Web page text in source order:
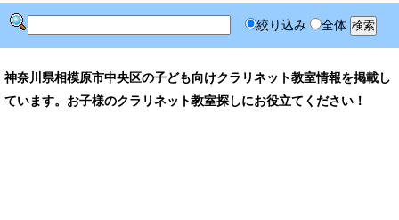
絞り込み 全体
神奈川県相模原市中央区の子ども向けクラリネット教室情報を掲載し
ています。お子様のクラリネット教室探しにお役立てください！